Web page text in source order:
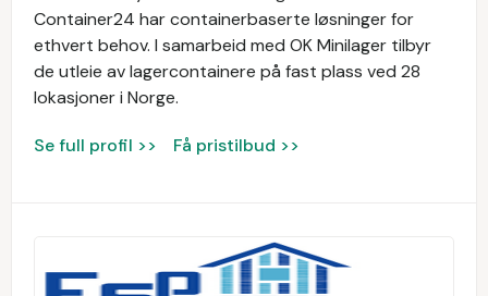
Container24 har containerbaserte løsninger for
ethvert behov. I samarbeid med OK Minilager tilbyr
de utleie av lagercontainere på fast plass ved 28
lokasjoner i Norge.
Se full profil >> Få pristilbud >>